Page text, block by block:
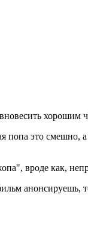
хорошим
это смешно,
вроде как,
анонсируешь,